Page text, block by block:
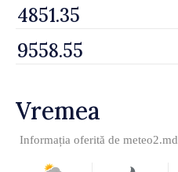
Vremea
Informația oferită de meteo2.md